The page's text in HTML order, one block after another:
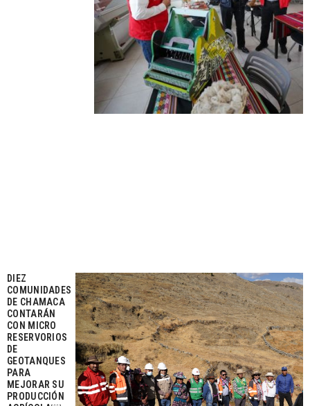
DIEZ
COMUNIDADES
DE CHAMACA
CONTARÁN
CON MICRO
RESERVORIOS
DE
GEOTANQUES
PARA
MEJORAR SU
PRODUCCIÓN